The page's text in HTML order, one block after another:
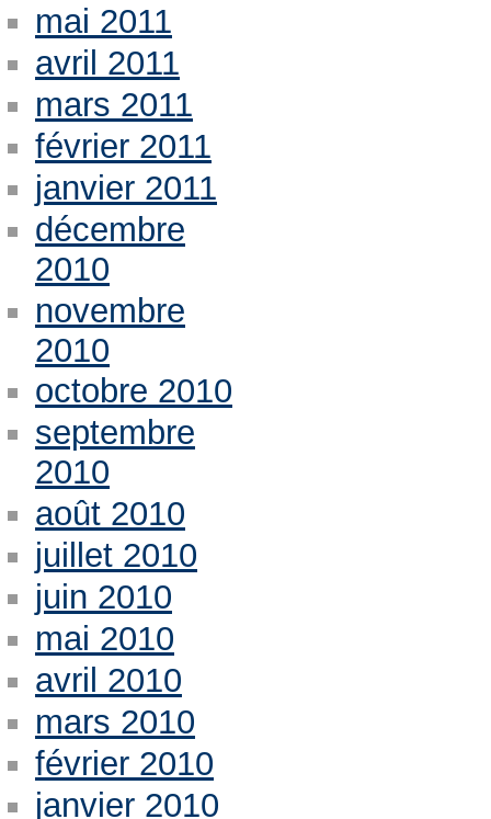
mai 2011
avril 2011
mars 2011
février 2011
janvier 2011
décembre
2010
novembre
2010
octobre 2010
septembre
2010
août 2010
juillet 2010
juin 2010
mai 2010
avril 2010
mars 2010
février 2010
janvier 2010